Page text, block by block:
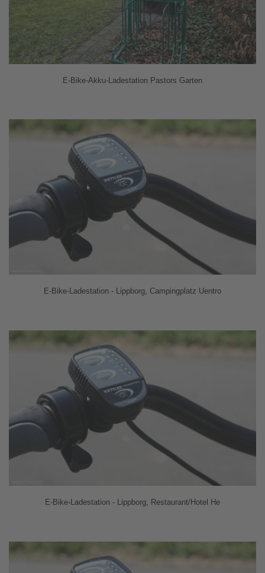
E-Bike-Akku-Ladestation Pastors Garten
E-Bike-Ladestation - Lippborg, Campingplatz Uentro
E-Bike-Ladestation - Lippborg, Restaurant/Hotel He